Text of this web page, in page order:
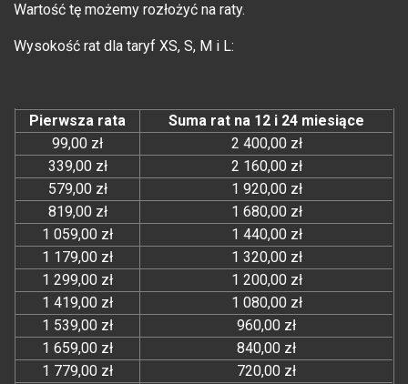
Wartość tę możemy rozłożyć na raty.
Wysokość rat dla taryf XS, S, M i L:
Pierwsza rata
Suma rat na 12 i 24 miesiące
99,00 zł
2 400,00 zł
339,00 zł
2 160,00 zł
579,00 zł
1 920,00 zł
819,00 zł
1 680,00 zł
1 059,00 zł
1 440,00 zł
1 179,00 zł
1 320,00 zł
1 299,00 zł
1 200,00 zł
1 419,00 zł
1 080,00 zł
1 539,00 zł
960,00 zł
1 659,00 zł
840,00 zł
1 779,00 zł
720,00 zł